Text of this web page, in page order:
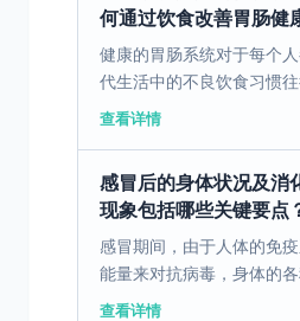
何通过饮食改善胃肠健
健康的胃肠系统对于每个
代生活中的不良饮食习惯往
病的高发。通过科学合理的
查看详情
感冒后的身体状况及消
现象包括哪些关键要点
感冒期间，由于人体的免
能量来对抗病毒，身体的各
化系统，可能会受到影响。
查看详情